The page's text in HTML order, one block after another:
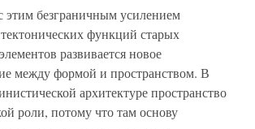
этим безграничным усилением
функций старых
развивается новое
между формой и пространством. В
архитектуре пространство
роли, потому что там основу